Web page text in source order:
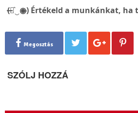
(̶◉͛‿◉̶) Értékeld a munkánkat, ha
Megosztás
SZÓLJ HOZZÁ